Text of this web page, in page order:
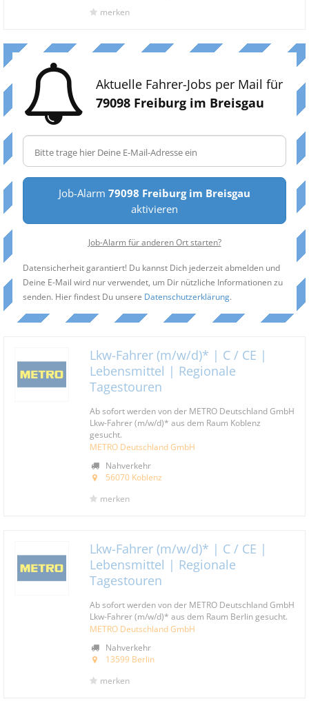
merken
Aktuelle Fahrer-Jobs per Mail für
79098 Freiburg im Breisgau
Job-Alarm 79098 Freiburg im Breisgau
aktivieren
Job-Alarm für anderen Ort starten?
Datensicherheit garantiert! Du kannst Dich jederzeit abmelden und
Deine E-Mail wird nur verwendet, um Dir nützliche Informationen zu
senden. Hier findest Du unsere Datenschutzerklärung.
Lkw-Fahrer (m/w/d)* | C / CE |
Lebensmittel | Regionale
Tagestouren
Ab sofort werden von der METRO Deutschland GmbH
Lkw-Fahrer (m/w/d)* aus dem Raum Koblenz
gesucht.
METRO Deutschland GmbH
Nahverkehr
56070 Koblenz
merken
Lkw-Fahrer (m/w/d)* | C / CE |
Lebensmittel | Regionale
Tagestouren
Ab sofort werden von der METRO Deutschland GmbH
Lkw-Fahrer (m/w/d)* aus dem Raum Berlin gesucht.
METRO Deutschland GmbH
Nahverkehr
13599 Berlin
merken